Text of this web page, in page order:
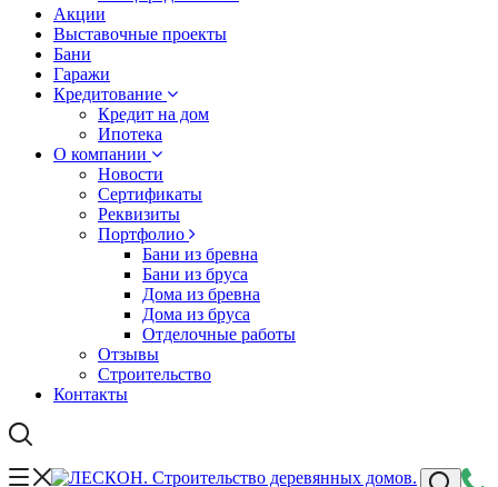
Акции
Выставочные проекты
Бани
Гаражи
Кредитование
Кредит на дом
Ипотека
О компании
Новости
Сертификаты
Реквизиты
Портфолио
Бани из бревна
Бани из бруса
Дома из бревна
Дома из бруса
Отделочные работы
Отзывы
Строительство
Контакты